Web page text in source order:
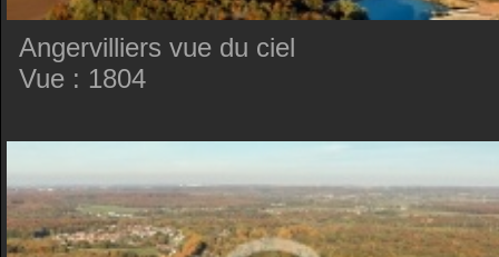
Angervilliers vue du ciel
Vue : 1804